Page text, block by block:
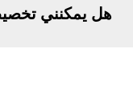
هل يمكنني